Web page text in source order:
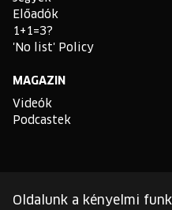
Előadók
1+1=3?
'No list' Policy
MAGAZIN
Videók
Podcastek
TLDR
Oldalunk a kényelmi